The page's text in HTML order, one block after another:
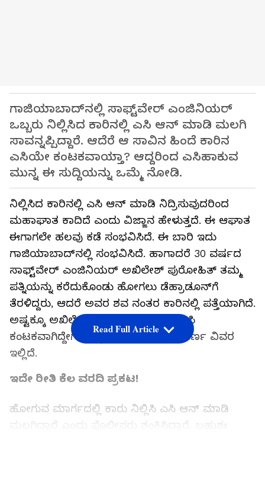
ಗಾಜಿಯಾಬಾದ್‌ನಲ್ಲಿ ಸಾಫ್ಟ್‌ವೇರ್ ಎಂಜಿನಿಯರ್
ಒಬ್ಬರು ನಿಲ್ಲಿಸಿದ ಕಾರಿನಲ್ಲಿ ಎಸಿ ಆನ್ ಮಾಡಿ ಮಲಗಿ
ಸಾವನ್ನಪ್ಪಿದ್ದಾರೆ. ಆದೆರೆ ಆ ಸಾವಿನ ಹಿಂದೆ ಕಾರಿನ
ಎಸಿಯೇ ಕಂಟಕವಾಯ್ತಾ? ಆದ್ದರಿಂದ ಎಸಿಹಾಕುವ
ಮುನ್ನ ಈ ಸುದ್ದಿಯನ್ನು ಒಮ್ಮೆ ನೋಡಿ.
ನಿಲ್ಲಿಸಿದ ಕಾರಿನಲ್ಲಿ ಎಸಿ ಆನ್ ಮಾಡಿ ನಿದ್ರಿಸುವುದರಿಂದ
ಮಹಾಘಾತ ಕಾದಿದೆ ಎಂದು ವಿಜ್ಙಾನ ಹೇಳುತ್ತದೆ. ಈ ಆಘಾತ
ಈಗಾಗಲೇ ಹಲವು ಕಡೆ ಸಂಭವಿಸಿದೆ. ಈ ಬಾರಿ ಇದು
ಗಾಜಿಯಾಬಾದ್‌ನಲ್ಲಿ ಸಂಭವಿಸಿದೆ. ಹಾಗಾದರೆ 30 ವರ್ಷದ
ಸಾಫ್ಟ್‌ವೇರ್ ಎಂಜಿನಿಯರ್ ಅಖಿಲೇಶ್ ಪುರೋಹಿತ್ ತಮ್ಮ
ಪತ್ನಿಯನ್ನು ಕರೆದುಕೊಂಡು ಹೋಗಲು ಡೆಹ್ರಾಡೂನ್‌ಗೆ
ತೆರಳಿದ್ದರು, ಆದರೆ ಅವರ ಶವ ನಂತರ ಕಾರಿನಲ್ಲಿ ಪತ್ತೆಯಾಗಿದೆ.
ಅಷ್ಟಕ್ಕೂ ಅಖಿಲೇಶಗೆ ಆಗಿದ್ದೇನು? ಸಾವಿಗೆ ಎಸಿ
ಕಂಟಕವಾಗಿದ್ದೇಗೆ ಎನ್ನುವುದರ ಕುರಿತು ಸಂಪೂರ್ಣ ವಿವರ
ಇಲ್ಲಿದೆ.
ಇದೇ ರೀತಿ ಕೆಲ ವರದಿ ಪ್ರಕಟ!
ಹೋಗುವ ಮಾರ್ಗದಲ್ಲಿ ಕಾರು ನಿಲ್ಲಿಸಿ ಎಸಿ ಆನ್ ಮಾಡಿ
Read Full Article